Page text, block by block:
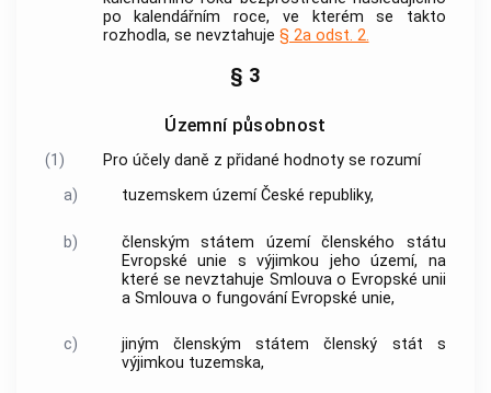
po kalendářním roce, ve kterém se takto
rozhodla, se nevztahuje § 2a odst. 2.
§ 3
Územní působnost
(1)
Pro účely daně z přidané hodnoty se rozumí
a)
tuzemskem území České republiky,
b) členským státem územíčlenského státu
Evropské unie s výjimkou jeho území, na
které se nevztahuje Smlouva o Evropské unii
a Smlouva o fungování Evropské unie,
c) jiným členským státem členský stát s
výjimkou tuzemska,